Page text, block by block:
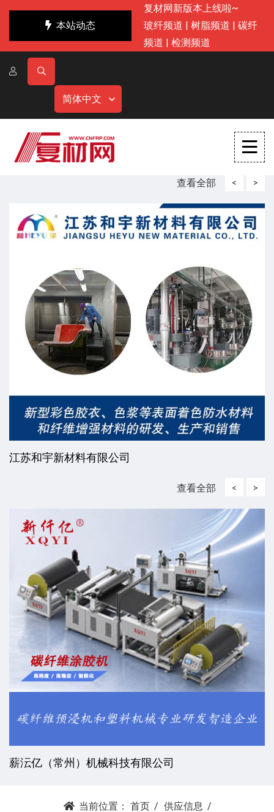
本站动态
复材网新版本上线啦~
玻纤频道 | 树脂频道 | 碳纤
频道 | 检测频道
简体中文
查看全部 <
江苏和宇新材料有限公司
>
查看全部 <
薪沄亿（常州）机械科技有限公司
>
当前位置： 首页
供应信息